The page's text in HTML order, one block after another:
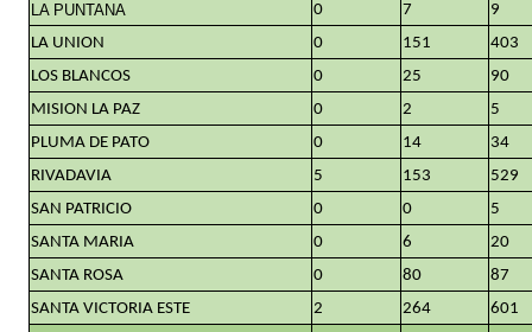
LA PUNTANA
0 7
9
LA UNION
0 151
403
LOS BLANCOS
0 25
90
MISION LA PAZ
0 2
5
PLUMA DE PATO
0 14
34
RIVADAVIA
5 153
529
SAN PATRICIO
0 0
5
SANTA MARIA
0 6
20
SANTA ROSA
0 80
87
SANTA VICTORIA ESTE
2 264
601